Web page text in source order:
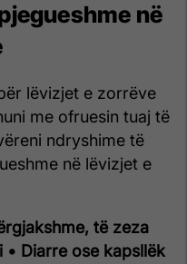
në
lëvizjet e zorrëve
me ofruesin tuaj të
ndryshime të
në lëvizjet e
të zeza
• Diarre ose kapsllëk